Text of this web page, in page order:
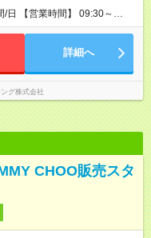
～
詳細へ
グ株式会社
CHOO販売スタ